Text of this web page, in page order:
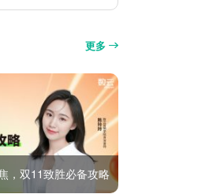
更多
，双11致胜必备攻略